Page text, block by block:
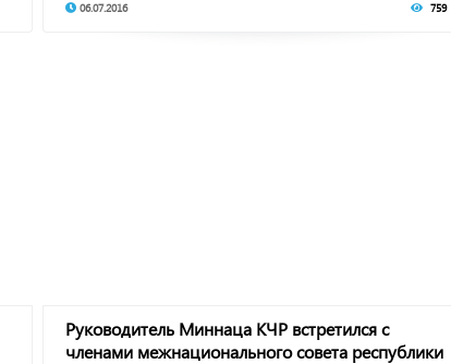
06.07.2016 759
Руководитель Миннаца КЧР встретился с
членами межнационального совета республики